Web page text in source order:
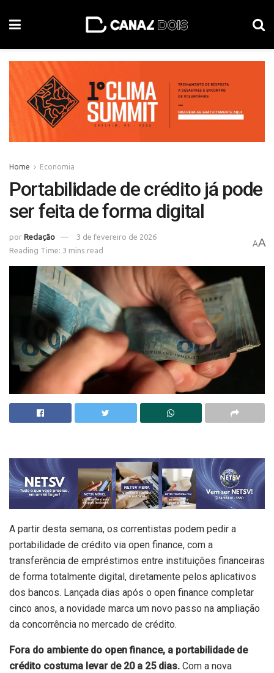
Home Economia
Portabilidade de crédito já pode
ser feita de forma digital
por Redação
3 de fevereiro de 2026
Reading Time: 3 mins read
AA
A partir desta semana, os correntistas podem pedir a
portabilidade de crédito via open finance, com a
transferência de empréstimos entre instituições financeiras
de forma totalmente digital, diretamente pelos aplicativos
dos bancos. Lançada dias após o open finance completar
cinco anos, a novidade marca um novo passo na ampliação
da concorrência no mercado de crédito.
Fora do ambiente do open finance, a portabilidade de
crédito costuma levar de 20 a 25 dias. Com a nova